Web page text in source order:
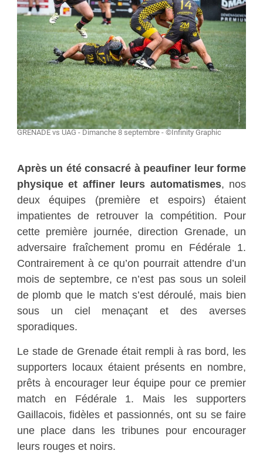
GRENADE vs UAG - Dimanche 8 septembre - ©Infinity Graphic
Après un été consacré à peaufiner leur forme
physique et affiner leurs automatismes, nos
deux équipes (première et espoirs) étaient
impatientes de retrouver la compétition. Pour
cette première journée, direction Grenade, un
adversaire fraîchement promu en Fédérale 1.
Contrairement à ce qu’on pourrait attendre d’un
mois de septembre, ce n’est pas sous un soleil
de plomb que le match s’est déroulé, mais bien
sous un ciel menaçant et des averses
sporadiques.
Le stade de Grenade était rempli à ras bord, les
supporters locaux étaient présents en nombre,
prêts à encourager leur équipe pour ce premier
match en Fédérale 1. Mais les supporters
Gaillacois, fidèles et passionnés, ont su se faire
une place dans les tribunes pour encourager
leurs rouges et noirs.